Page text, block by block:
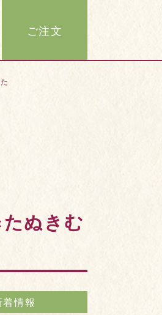
ご注文
ぬきむ
着情報